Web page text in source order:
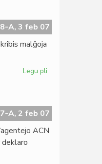
Fundamenta
interpreto
A, 3 feb 07
malĝoja
Legu pli
pri
surogata
alfabeto
A, 2 feb 07
ACN
deklaro